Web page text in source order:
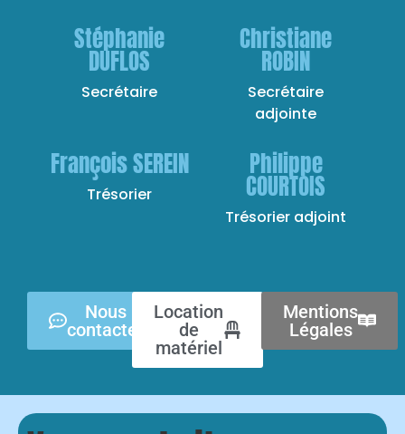
Stéphanie
DUFLOS
Secrétaire
Christiane
ROBIN
Secrétaire
adjointe
François SEREIN
Trésorier
Philippe
COURTOIS
Trésorier adjoint
Nous
contacter
Location
de
matériel
Mentions
Légales